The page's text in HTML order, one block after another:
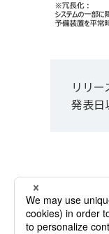
リリ
発表日